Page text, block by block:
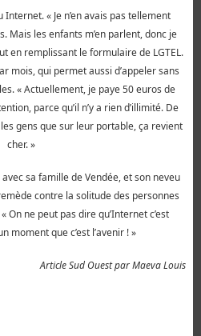
Internet. « Je n’en avais pas tellement
Mais les enfants m’en parlent, donc je
en remplissant le formulaire de LGTEL.
mois, qui permet aussi d’appeler sans
« Actuellement, je paye 50 euros de
parce qu’il n’y a rien d’illimité. De
gens que sur leur portable, ça revient
cher. »
sa famille de Vendée, et son neveu
contre la solitude des personnes
On ne peut pas dire qu’Internet c’est
moment que c’est l’avenir ! »
Article Sud Ouest par Maeva Louis